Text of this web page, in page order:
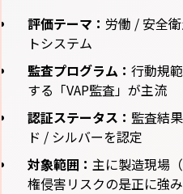
評価テーマ： 労働 / 安全
トシステム
監査プログラム： 行動規
する「VAP監査」が主流
認証ステータス： 監査結
ド / シルバーを認定
対象範囲： 主に製造現場
権侵害リスクの是正に強み